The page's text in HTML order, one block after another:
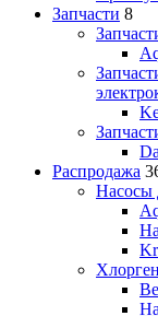
Запчасти 8
Распродажа
Насосы